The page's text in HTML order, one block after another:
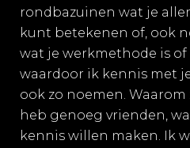
rondbazuinen wat je
kunt betekenen of, ook
wat je werkmethode is
waardoor ik kennis met
ook zo noemen.
heb genoeg vrienden,
kennis willen maken. Ik